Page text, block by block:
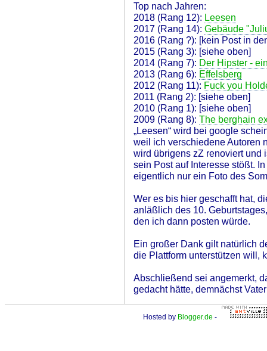
Top nach Jahren:
2018 (Rang 12): Leesen
2017 (Rang 14): Gebäude
2016 (Rang ?): [kein Post in
2015 (Rang 3): [siehe oben]
2014 (Rang 7): Der Hipster -
2013 (Rang 6): Effelsberg
2012 (Rang 11): Fuck you
2011 (Rang 2): [siehe oben]
2010 (Rang 1): [siehe oben]
2009 (Rang 8): The berghain
„Leesen“ wird bei google
weil ich verschiedene Autoren
wird übrigens zZ renoviert und
sein Post auf Interesse stößt.
eigentlich nur ein Foto des
Wer es bis hier geschafft hat,
anläßlich des 10.
den ich dann posten würde.
Ein großer Dank gilt natürlich
die Plattform unterstützen will,
Abschließend sei angemerkt,
gedacht hätte, demnächst
Hosted by Blogger.de -